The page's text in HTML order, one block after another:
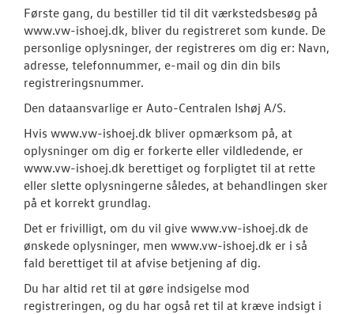
Første gang, du bestiller tid til dit værkstedsbesøg på
www.vw-ishoej.dk, bliver du registreret som kunde. De
personlige oplysninger, der registreres om dig er: Navn,
adresse, telefonnummer, e-mail og din din bils
registreringsnummer.
Den dataansvarlige er Auto-Centralen Ishøj A/S.
Hvis www.vw-ishoej.dk bliver opmærksom på, at
oplysninger om dig er forkerte eller vildledende, er
www.vw-ishoej.dk berettiget og forpligtet til at rette
eller slette oplysningerne således, at behandlingen sker
på et korrekt grundlag.
Det er frivilligt, om du vil give www.vw-ishoej.dk de
ønskede oplysninger, men www.vw-ishoej.dk er i så
fald berettiget til at afvise betjening af dig.
Du har altid ret til at gøre indsigelse mod
registreringen, og du har også ret til at kræve indsigt i